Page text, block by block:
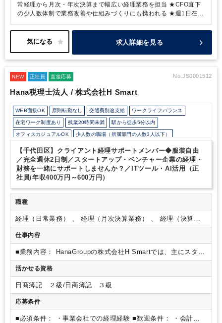
常経理から月次・年次決算まで幅広い経理業務を担当 ★CFO直下
の少人数体制で業務改善や仕組みづくりにも携われる ★週1日在宅
由で自由度◎ 土日祝休み・年間休日126日でプライベートも充実
★中国語スキル不要！管理部門は日本語でコミュニケーション可能
求人詳細を見る
NEW 正社員 直接応募 No.JS0001512
Hana税理士法人 / 株式会社H Smart
WEB面接OK 原則転勤なし 交通費別途支給 ワークライフバランス
在宅ワーク制度あり 残業20時間未満 駅から徒歩5分以内
オフィスカジュアルOK 少人数の職場（所属部門の人数3人以下）
研修・資格取得支援 完全週休2日制 年間休日120日以上
ITに強み
【千代田区】クライアント経理サポートメンバー◆服装自由
／完全週休2日制／スタートアップ・ベンチャー企業の経理・
財務を一緒にサポートしませんか？／ITツール・AI活用（正
社員/年収400万円～600万円）
職種
経理（日常業務） 、 経理（月次決算業務） 、 経理（決算業
務）
仕事内容
■業務内容：
HanaGroupの株式会社H Smartでは、主にスター
トアップ・ベンチャー企業やIPOを目指す企業様の、経理を中
心としたバックオフィス業務のハンズオンサポートを行ってお
ります。
業務はクライアントごとのツール環境・業務フロー
に合わせてカスタマイズして対応しております。
・債権債務管理
税 等納付）・経費精算・資金繰り表作成・月次レポート作
成・予実管理 ・経理周りの業務フローの構築 なお、実務は
活かせる資格
日商簿記 ２級/日商簿記 ３級
応募条件
■必須条件： ・事業会社での経理経験 ■歓迎条件：
・会計シ